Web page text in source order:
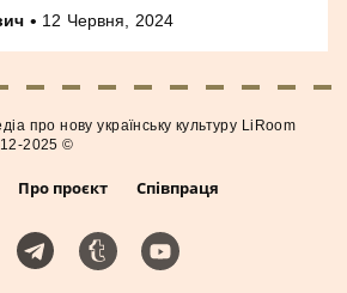
• 12 Червня, 2024
Про проєкт Співпраця
про нову українську культуру LiRoom
2025 ©